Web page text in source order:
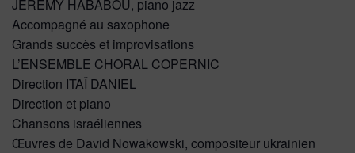
JEREMY HABABOU, piano jazz
Accompagné au saxophone
Grands succès et improvisations
L’ENSEMBLE CHORAL COPERNIC
Direction ITAÏ DANIEL
Direction et piano
Chansons israéliennes
Œuvres de David Nowakowski, compositeur ukrainien